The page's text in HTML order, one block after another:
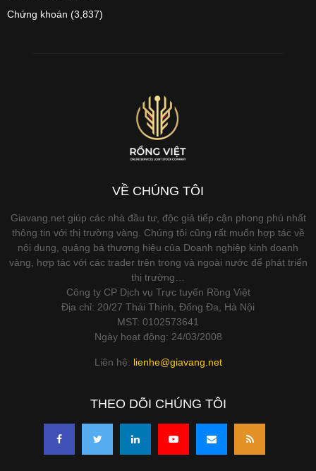
Chứng khoán (3,837)
VỀ CHÚNG TÔI
Giavang.net giúp các nhà đầu tư, độc giả tiếp cận phong phú nhất
thông tin với thị trường vàng. Chúng tôi cũng rất muốn hợp tác về
nội dung, quảng bá thương hiệu của Doanh nghiệp kinh doanh
vàng, hợp tác với các trader trên trong và ngoài nước để phát triển
thị trường…
Công ty CP Dịch vụ Trực tuyến Rồng Việt
Địa chỉ: 20/27 Thái Thịnh, Đống Đa, Hà Nội
MST: 0102573641
Ngày hoạt động: 24/03/2008
Liên hệ: lienhe@giavang.net
THEO DÕI CHÚNG TÔI